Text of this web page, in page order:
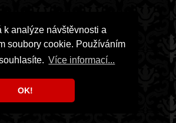
k analýze návštěvnosti a
soubory cookie. Používáním
Více informací...
OK!
Vanilla
Vanilla
Vanilla